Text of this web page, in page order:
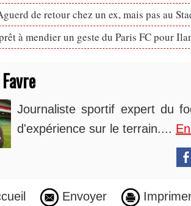
de retour chez un ex, mais pas au
à mendier un geste du Paris FC pour
Journaliste sportif expert du
d'expérience sur le terrain....
Envoyer